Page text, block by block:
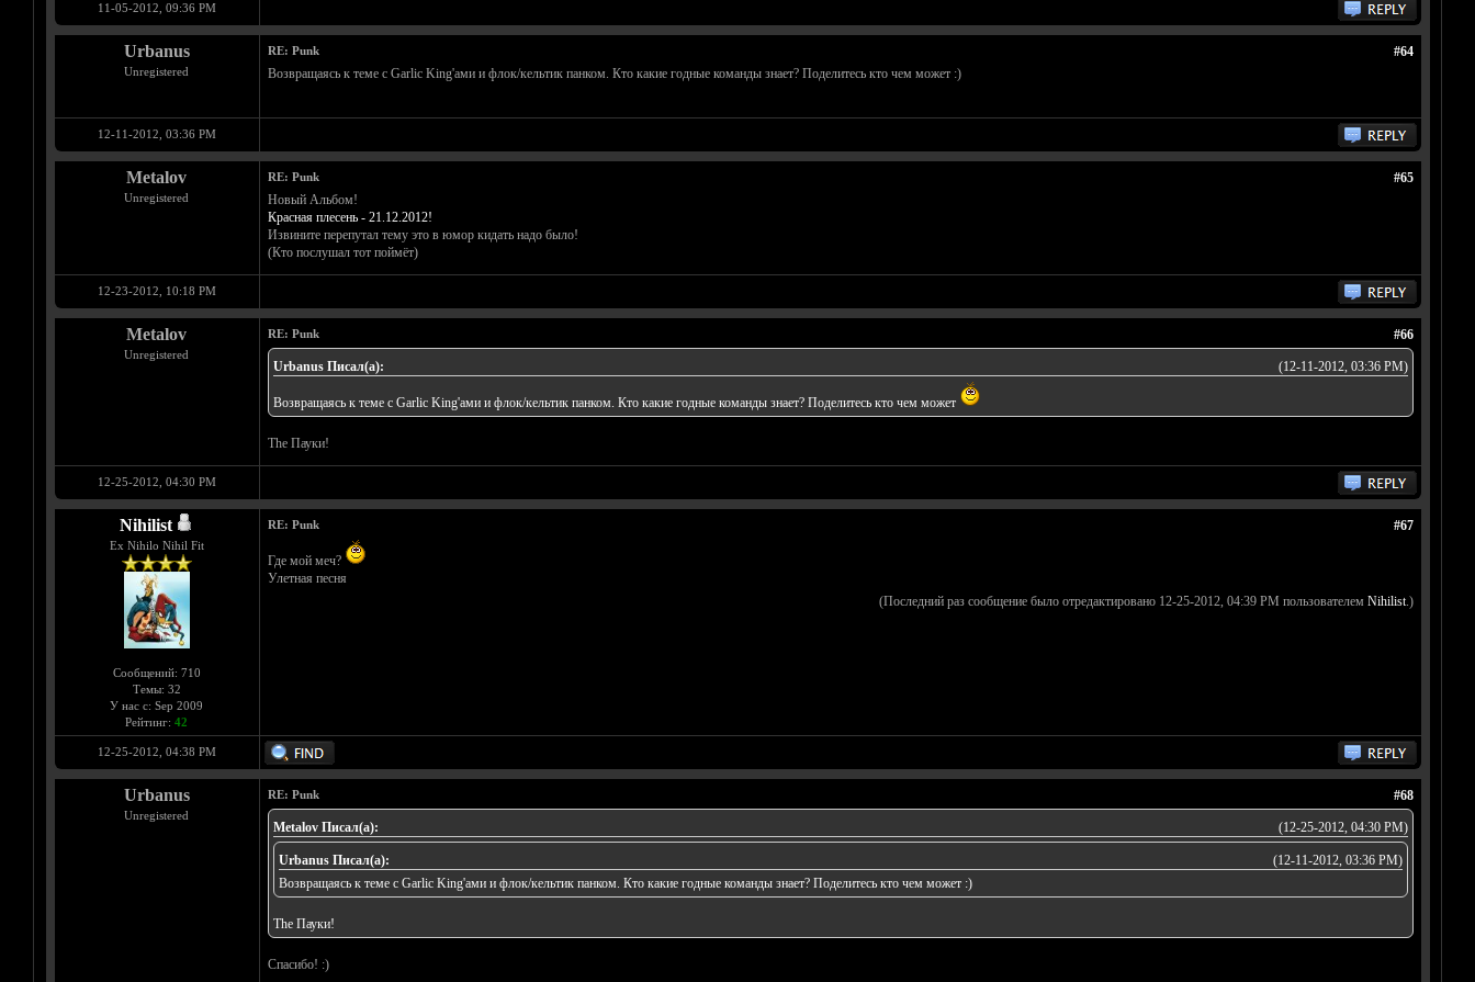
11-05-2012, 09:36 PM
Urbanus
Unregistered
#64
RE: Punk
Возвращаясь к теме с Garlic King'ами и флок/кельтик панком. Кто какие годные команды знает? Поделитесь кто чем может :)
12-11-2012, 03:36 PM
Metalov
Unregistered
#65
RE: Punk
Новый Альбом!
Красная плесень - 21.12.2012!
Извините перепутал тему это в юмор кидать надо было!
(Кто послушал тот поймёт)
12-23-2012, 10:18 PM
Metalov
Unregistered
#66
RE: Punk
(12-11-2012, 03:36 PM)
Urbanus Писал(а):
Возвращаясь к теме с Garlic King'ами и флок/кельтик панком. Кто какие годные команды знает? Поделитесь кто чем может
The Пауки!
12-25-2012, 04:30 PM
Nihilist
Ex Nihilo Nihil Fit
Сообщений: 710
Темы: 32
У нас с: Sep 2009
Рейтинг: 42
#67
RE: Punk
Где мой меч?
Улетная песня
(Последний раз сообщение было отредактировано 12-25-2012, 04:39 PM пользователем Nihilist.)
12-25-2012, 04:38 PM
Urbanus
Unregistered
#68
RE: Punk
(12-25-2012, 04:30 PM)
Metalov Писал(а):
(12-11-2012, 03:36 PM)
Urbanus Писал(а):
Возвращаясь к теме с Garlic King'ами и флок/кельтик панком. Кто какие годные команды знает? Поделитесь кто чем может :)
The Пауки!
Спасибо! :)